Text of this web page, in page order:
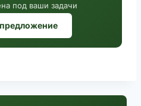
под ваши задачи